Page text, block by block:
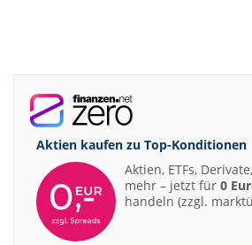
Aktien kaufen zu Top-Konditionen
Aktien, ETFs,
mehr – jetzt für 0
handeln (zzgl.